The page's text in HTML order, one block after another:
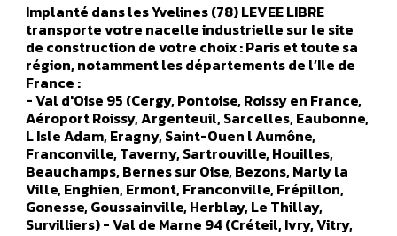
Implanté dans les Yvelines (78) LEVEE LIBRE
transporte votre nacelle industrielle sur le site
de construction de votre choix : Paris et toute sa
région, notamment les départements de l’Ile de
France :
- Val d'Oise 95 (Cergy, Pontoise, Roissy en France,
Aéroport Roissy, Argenteuil, Sarcelles, Eaubonne,
L Isle Adam, Eragny, Saint-Ouen l Aumône,
Franconville, Taverny, Sartrouville, Houilles,
Beauchamps, Bernes sur Oise, Bezons, Marly la
Ville, Enghien, Ermont, Franconville, Frépillon,
Gonesse, Goussainville, Herblay, Le Thillay,
Survilliers) - Val de Marne 94 (Créteil, Ivry, Vitry,